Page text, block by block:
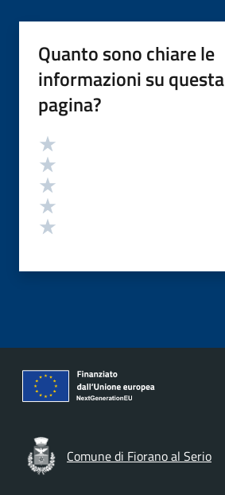
Quanto sono chiare le
informazioni su questa
pagina?
Valutazione
Comune di Fiorano al Serio